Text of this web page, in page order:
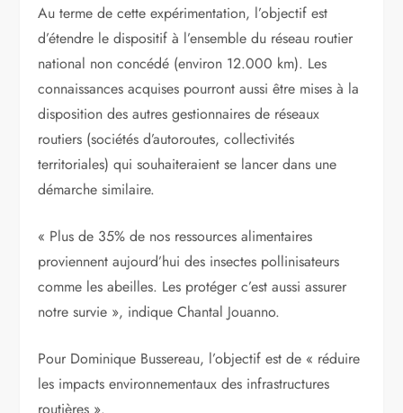
Au terme de cette expérimentation, l’objectif est
d’étendre le dispositif à l’ensemble du réseau routier
national non concédé (environ 12.000 km). Les
connaissances acquises pourront aussi être mises à la
disposition des autres gestionnaires de réseaux
routiers (sociétés d’autoroutes, collectivités
territoriales) qui souhaiteraient se lancer dans une
démarche similaire.
« Plus de 35% de nos ressources alimentaires
proviennent aujourd’hui des insectes pollinisateurs
comme les abeilles. Les protéger c’est aussi assurer
notre survie », indique Chantal Jouanno.
Pour Dominique Bussereau, l’objectif est de « réduire
les impacts environnementaux des infrastructures